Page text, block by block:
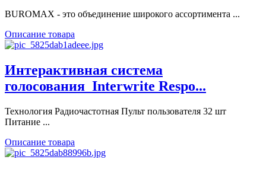
BUROMAX - это объединение широкого ассортимента ...
Описание товара
Интерактивная система
голосования_Interwrite Respo...
Технология Радиочастотная Пульт пользователя 32 шт
Питание ...
Описание товара